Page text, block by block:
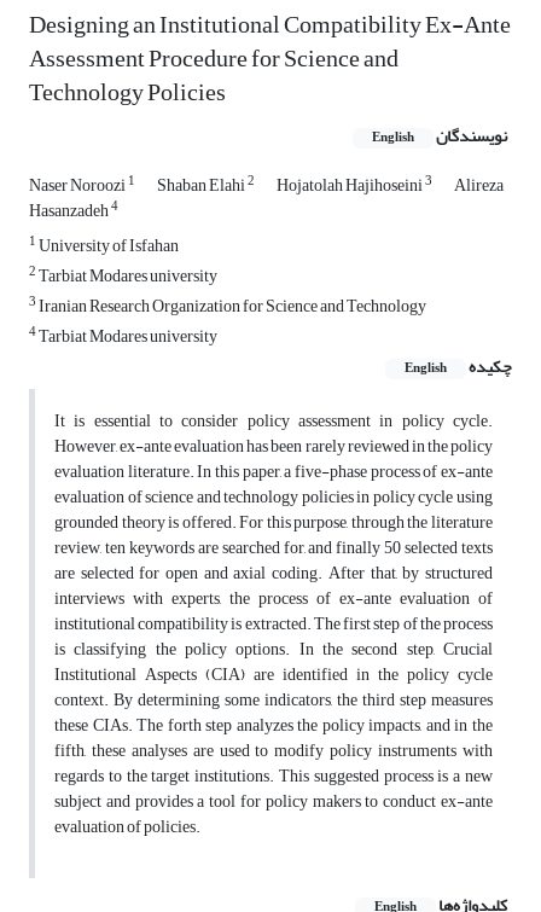
Designing an Institutional Compatibility Ex-Ante
Assessment Procedure for Science and
Technology Policies
نویسندگان English
Naser Noroozi1 Shaban Elahi2 Hojatolah Hajihoseini3 Alireza
Hasanzadeh4
1University of Isfahan
2Tarbiat Modares university
3Iranian Research Organization for Science and Technology
4Tarbiat Modares university
چکیده
English
It is essential to consider policy assessment in policy cycle.
However, ex-ante evaluation has been rarely reviewed in the policy
evaluation literature. In this paper, a five-phase process of ex-ante
evaluation of science and technology policies in policy cycle using
grounded theory is offered. For this purpose, through the literature
review, ten keywords are searched for, and finally 50 selected texts
are selected for open and axial coding. After that, by structured
interviews with experts, the process of ex-ante evaluation of
institutional compatibility is extracted. The first step of the process
is classifying the policy options. In the second step, Crucial
Institutional Aspects (CIA) are identified in the policy cycle
context. By determining some indicators, the third step measures
these CIAs. The forth step analyzes the policy impacts, and in the
fifth, these analyses are used to modify policy instruments with
regards to the target institutions. This suggested process is a new
subject and provides a tool for policy makers to conduct ex-ante
evaluation of policies.